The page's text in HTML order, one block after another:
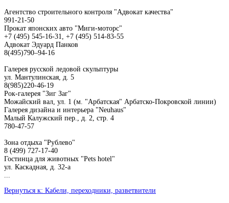
Агентство строительного контроля "Адвокат качества"
991-21-50
Прокат японских авто "Миги-моторс"
+7 (495) 545-16-31, +7 (495) 514-83-55
Адвокат Эдуард Панков
8(495)790–94-16
Галерея русской ледовой скульптуры
ул. Мантулинская, д. 5
8(985)220-46-19
Рок-галерея "Зиг Заг"
Можайский вал, ул. 1 (м. "Арбатская" Арбатско-Покровской линии)
Галерея дизайна и интерьера "Neuhaus"
Малый Калужский пер., д. 2, стр. 4
780-47-57
Зона отдыха "Рублево"
8 (499) 727-17-40
Гостинца для животных "Рets hotel"
ул. Каскадная, д. 32-а
Вернуться к: Кабели, переходники, разветвители